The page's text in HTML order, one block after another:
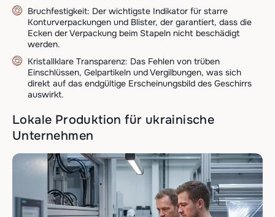
Bruchfestigkeit: Der wichtigste Indikator für starre
Konturverpackungen und Blister, der garantiert, dass die
Ecken der Verpackung beim Stapeln nicht beschädigt
werden.
Kristallklare Transparenz: Das Fehlen von trüben
Einschlüssen, Gelpartikeln und Vergilbungen, was sich
direkt auf das endgültige Erscheinungsbild des Geschirrs
auswirkt.
Lokale Produktion für ukrainische
Unternehmen